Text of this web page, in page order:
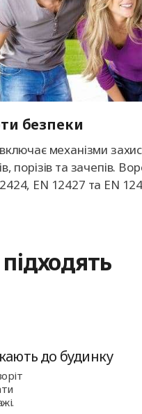
безпеки
механізми
порізів та зачепів.
EN 12427 та EN
до будинку